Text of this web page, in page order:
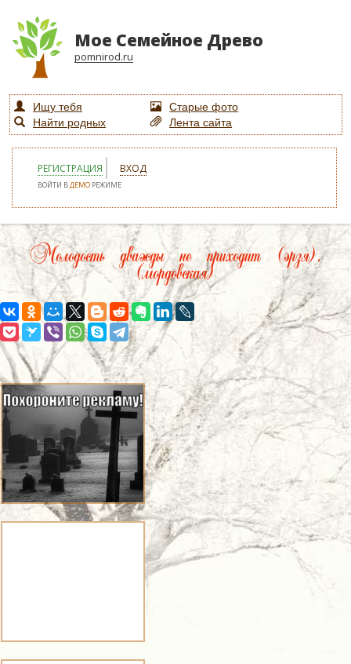
Мое Семейное Древо
pomnirod.ru
Ищу тебя
Старые фото
Найти родных
Лента сайта
РЕГИСТРАЦИЯ ВХОД
ВОЙТИ ВДЕМО РЕЖИМЕ
Молодость дважды не приходит (эрзя).
(мордовская)